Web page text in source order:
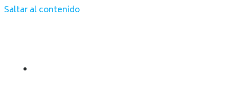
Saltar al contenido